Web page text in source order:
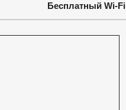
Бесплатный Wi-Fi